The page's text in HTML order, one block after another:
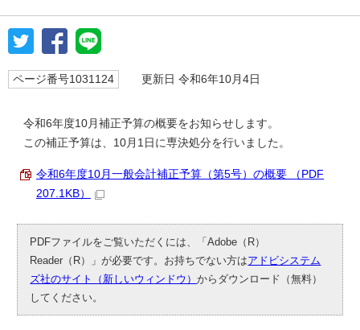
ページ番号1031124 更新日 令和6年10月4日
令和6年度10月補正予算の概要をお知らせします。
この補正予算は、10月1日に専決処分を行いました。
令和6年度10月一般会計補正予算（第5号）の概要 （PDF
207.1KB）
PDFファイルをご覧いただくには、「Adobe（R）
Reader（R）」が必要です。お持ちでない方はアドビシステム
ズ社のサイト（新しいウィンドウ）からダウンロード（無料）
してください。